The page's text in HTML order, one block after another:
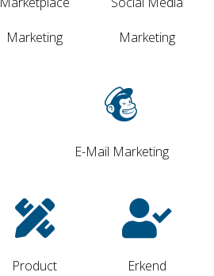
Marketing
Marketing
E-Mail Marketing
Product
Erkend